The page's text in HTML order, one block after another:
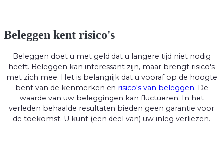
Beleggen kent risico's
Beleggen doet u met geld dat u langere tijd niet nodig
heeft. Beleggen kan interessant zijn, maar brengt risico's
met zich mee. Het is belangrijk dat u vooraf op de hoogte
bent van de kenmerken en risico's van beleggen. De
waarde van uw beleggingen kan fluctueren. In het
verleden behaalde resultaten bieden geen garantie voor
de toekomst. U kunt (een deel van) uw inleg verliezen.